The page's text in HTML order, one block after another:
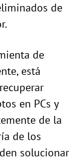
de
de
está
en PCs y
de la
de los
solucionar